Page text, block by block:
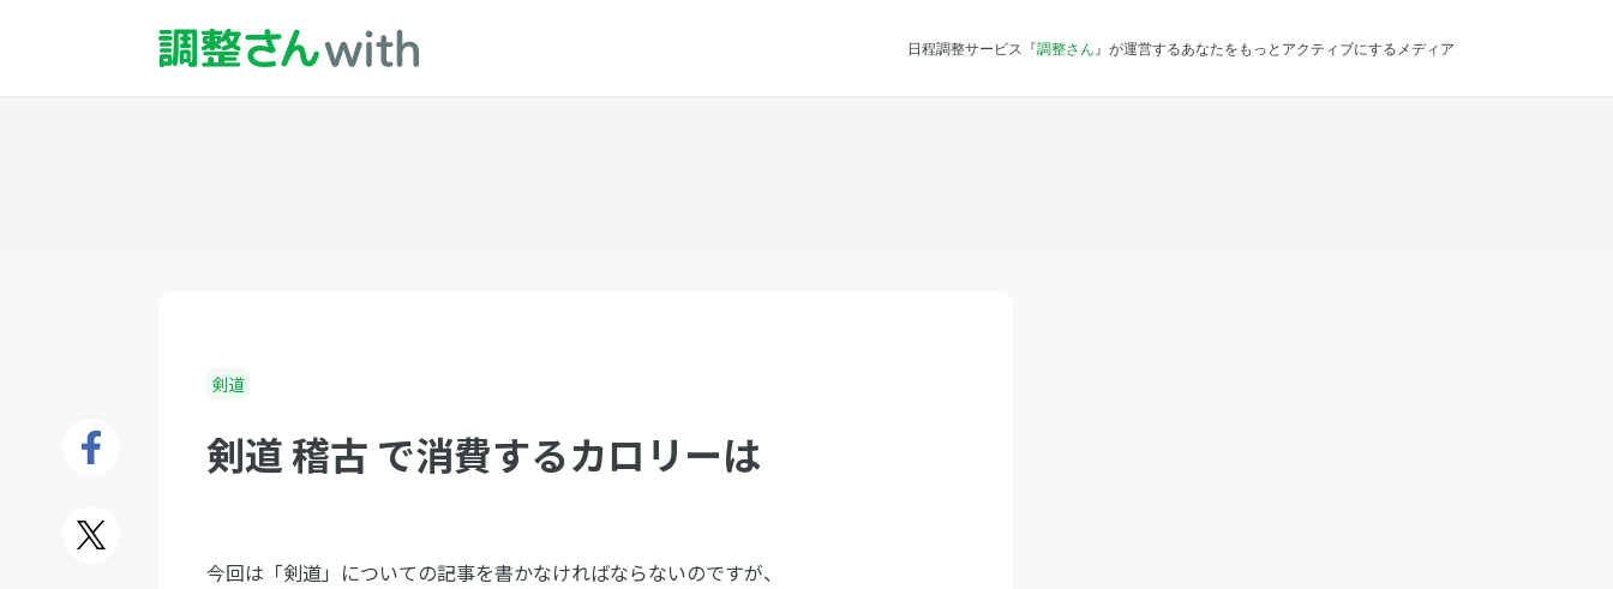
日程調整サービス『調整さん 』が運営するあなたをもっとアクティブにするメディア
剣道
剣道 稽古 で消費するカロリーは
今回は「剣道」についての記事を書かなければならないのですが、